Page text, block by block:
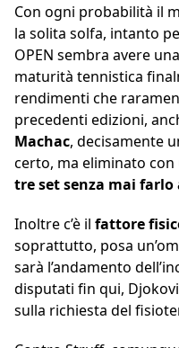
Con ogni probabilità il
la solita solfa, intanto
OPEN sembra avere
maturità tennistica
rendimenti che
precedenti edizioni,
Machac, decisamente
certo, ma eliminato
tre set senza mai
Inoltre c’è il fattore
soprattutto, posa
sarà l’andamento
disputati fin qui,
sulla richiesta del